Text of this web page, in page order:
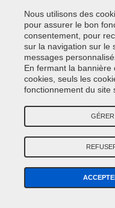
NextClean
Bombe aérosol
de silicone et préparer
Nous utilisons des
pour assurer le bon
consentement, pour
sur la navigation sur le
messages
En fermant la
cookies, seuls les
fonctionnement du site